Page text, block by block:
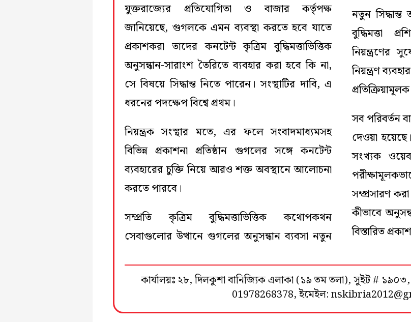
যুক্তরাজ্যের প্রতিযোগিতা ও বাজার কর্তৃপক্ষ
জানিয়েছে, গুগলকে এমন ব্যবস্থা করতে হবে যাতে
প্রকাশকরা তাদের কনটেন্ট কৃত্রিম বুদ্ধিমত্তাভিত্তিক
অনুসন্ধান-সারাংশ তৈরিতে ব্যবহার করা হবে কি না,
সে বিষয়ে সিদ্ধান্ত নিতে পারেন। সংস্থাটির দাবি, এ
ধরনের পদক্ষেপ বিশ্বে প্রথম।
নিয়ন্ত্রক সংস্থার মতে, এর ফলে সংবাদমাধ্যমসহ
বিভিন্ন প্রকাশনা প্রতিষ্ঠান গুগলের সঙ্গে কনটেন্ট
ব্যবহারের চুক্তি নিয়ে আরও শক্ত অবস্থানে আলোচনা
করতে পারবে।
সম্প্রতি কৃত্রিম বুদ্ধিমত্তাভিত্তিক কথোপকথন
সেবাগুলোর উত্থানে গুগলের অনুসন্ধান ব্যবসা নতুন
নতুন
বুদ্ধিমত্তা
নিয়ন্ত্রণের
নিয়ন্ত্রণ
সব পরিবর্তন
দেওয়া
সংখ্যক
সম্প্রসারণ
কীভাবে
বিস্তারিত
কার্যালয়ঃ ২৮, দিলকুশা বানিজ্যিক এলাকা (১৯ তম তলা), সুইট #
01978268378, ইমেইল: